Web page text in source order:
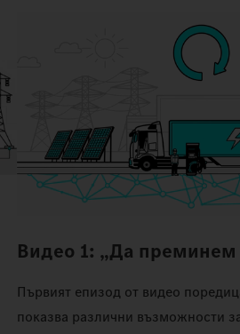
Видео 1: „Да преминем
Първият епизод от видео
показва различни възможности